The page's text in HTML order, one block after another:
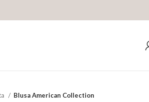
Blusa American Collection